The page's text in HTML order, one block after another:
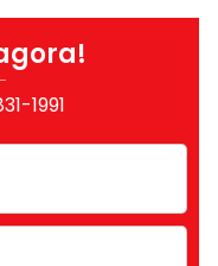
1991